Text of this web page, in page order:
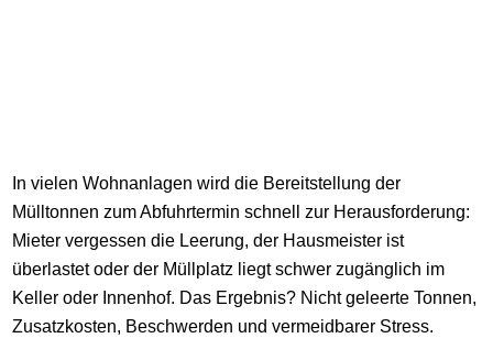
In vielen Wohnanlagen wird die Bereitstellung der
Mülltonnen zum Abfuhrtermin schnell zur Herausforderung:
Mieter vergessen die Leerung, der Hausmeister ist
überlastet oder der Müllplatz liegt schwer zugänglich im
Keller oder Innenhof. Das Ergebnis? Nicht geleerte Tonnen,
Zusatzkosten, Beschwerden und vermeidbarer Stress.